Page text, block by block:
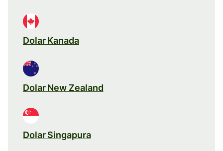
Dolar Kanada
Dolar New Zealand
Dolar Singapura